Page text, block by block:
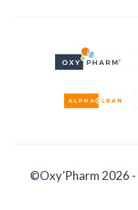
©Oxy’Pharm 2026 -